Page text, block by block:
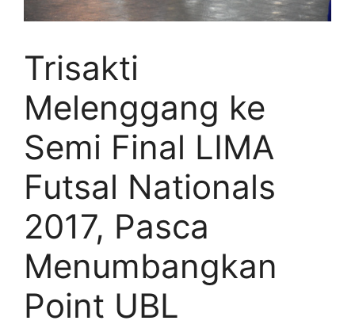
Trisakti
Melenggang ke
Semi Final LIMA
Futsal Nationals
2017, Pasca
Menumbangkan
Point UBL